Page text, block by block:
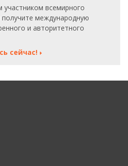
участником всемирного
международную
и авторитетного
сейчас!